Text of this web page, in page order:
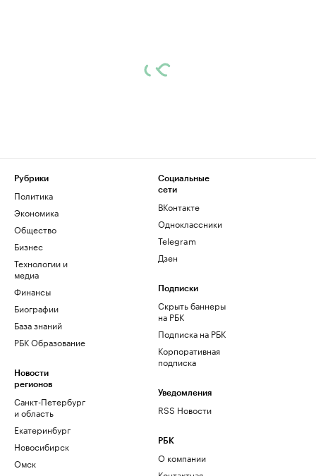
Рубрики
Политика
Экономика
Общество
Бизнес
Технологии и
медиа
Финансы
Биографии
База знаний
РБК Образование
Новости
регионов
Санкт-Петербург
и область
Екатеринбург
Новосибирск
Омск
Социальные
сети
ВКонтакте
Одноклассники
Telegram
Дзен
Подписки
Скрыть баннеры
на РБК
Подписка на РБК
Корпоративная
подписка
Уведомления
RSS Новости
РБК
О компании